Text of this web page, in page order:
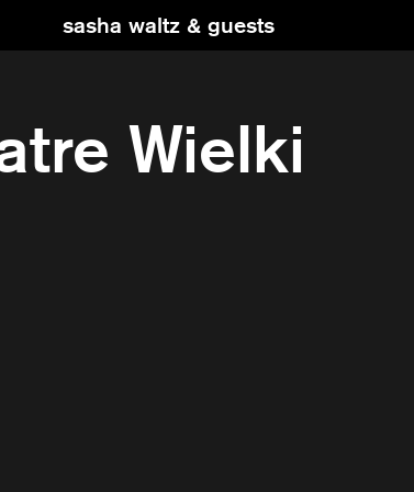
sasha waltz & guests
Wielki